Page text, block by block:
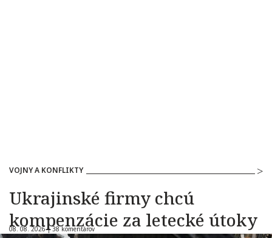
VOJNY A KONFLIKTY
Ukrajinské firmy chcú
kompenzácie za letecké útoky
08. 08. 2026 |38 komentárov